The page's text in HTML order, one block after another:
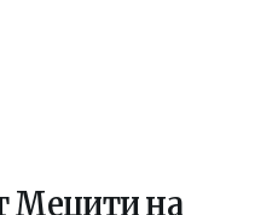
Меџити на